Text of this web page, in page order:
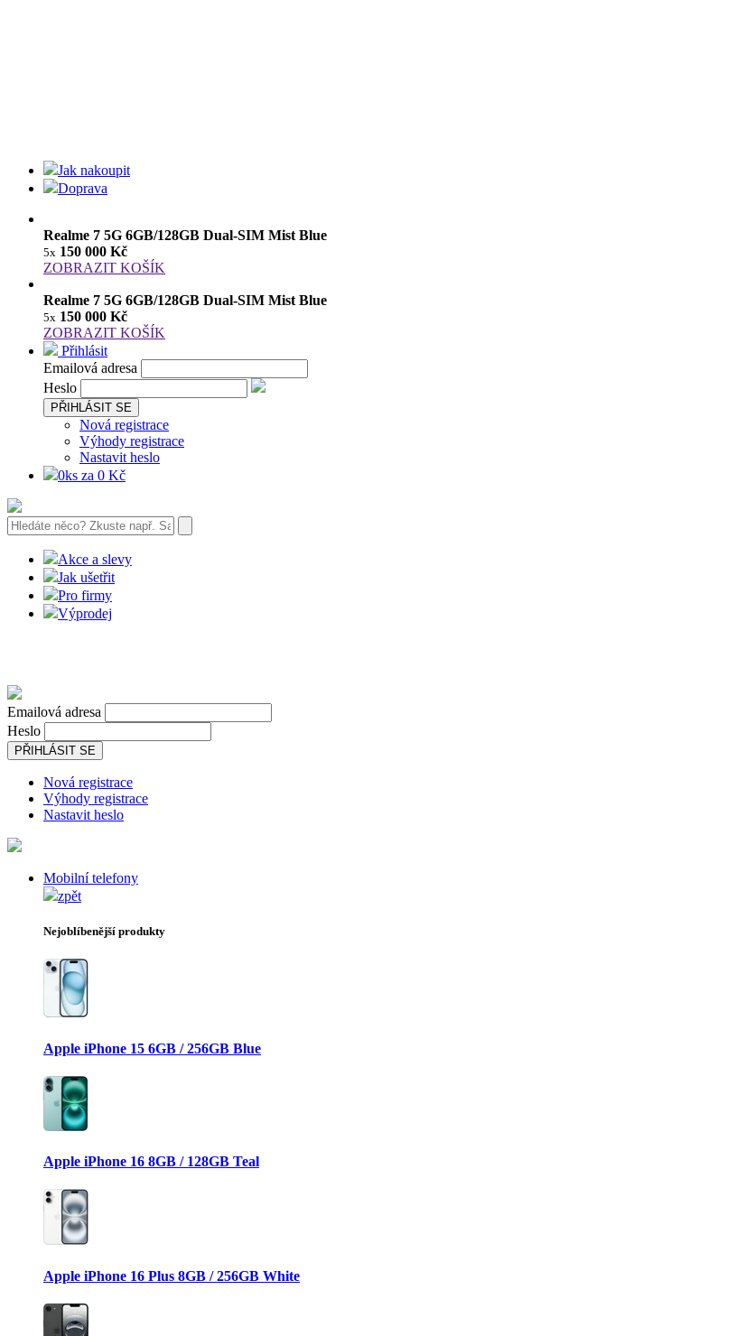
Jak nakoupit
Doprava
Realme 7 5G 6GB/128GB Dual-SIM Mist Blue
5x 150 000 Kč
ZOBRAZIT KOŠÍK
Realme 7 5G 6GB/128GB Dual-SIM Mist Blue
5x 150 000 Kč
ZOBRAZIT KOŠÍK
Přihlásit
Emailová adresa
Heslo
PŘIHLÁSIT SE
Nová registrace
Výhody registrace
Nastavit heslo
0ks za 0 Kč
Akce a slevy
Jak ušetřit
Pro firmy
Výprodej
Emailová adresa
Heslo
PŘIHLÁSIT SE
Nová registrace
Výhody registrace
Nastavit heslo
Mobilní telefony
zpět
Nejoblíbenější produkty
Apple iPhone 15 6GB / 256GB Blue
Apple iPhone 16 8GB / 128GB Teal
Apple iPhone 16 Plus 8GB / 256GB White